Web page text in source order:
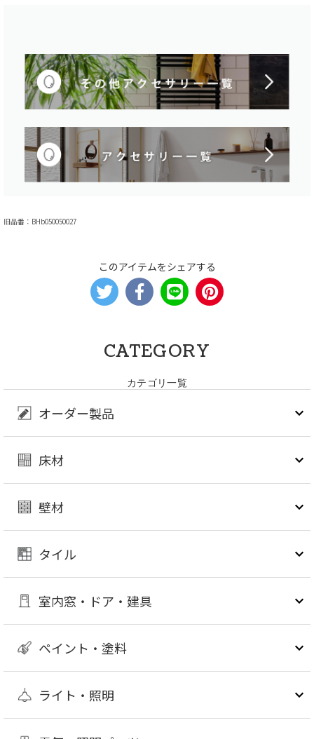
旧品番：BHb050050027
このアイテムをシェアする
CATEGORY
カテゴリ一覧
オーダー製品
床材
壁材
タイル
室内窓・ドア・建具
ペイント・塗料
ライト・照明